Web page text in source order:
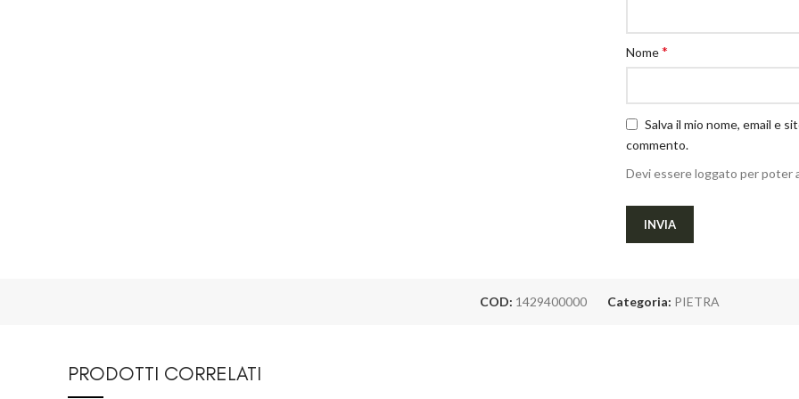
Nome*
Salva il mio nome, email e
commento.
Devi essere loggato per poter
COD: 1429400000 Categoria: PIETRA
PRODOTTI CORRELATI